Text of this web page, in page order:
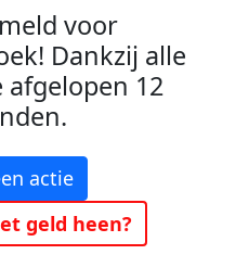
voor
Dankzij alle
afgelopen 12
actie
geld heen?